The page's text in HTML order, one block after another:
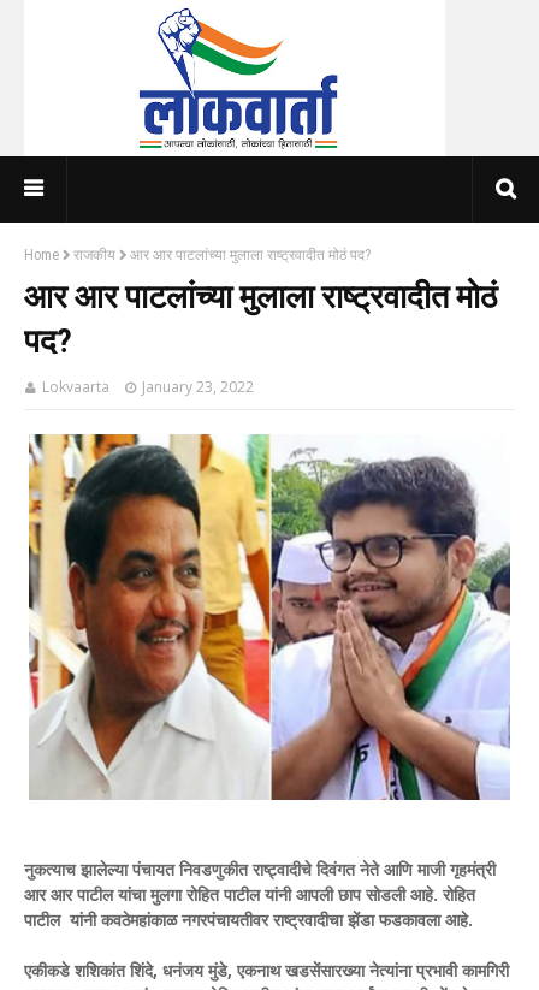
Home राजकीय आर आर पाटलांच्या मुलाला राष्ट्रवादीत मोठं पद?
आर आर पाटलांच्या मुलाला राष्ट्रवादीत मोठं
पद?
Lokvaarta January 23, 2022
नुकत्याच झालेल्या पंचायत निवडणुकीत राष्ट्वादीचे दिवंगत नेते आणि माजी गृहमंत्री
आर आर पाटील यांचा मुलगा रोहित पाटील यांनी आपली छाप सोडली आहे. रोहित
पाटील यांनी कवठेमहांकाळ नगरपंचायतीवर राष्ट्रवादीचा झेंडा फडकावला आहे.
एकीकडे शशिकांत शिंदे, धनंजय मुंडे, एकनाथ खडसेंसारख्या नेत्यांना प्रभावी कामगिरी